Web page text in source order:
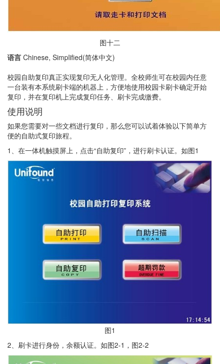
图十二
语言 Chinese, Simplified(简体中文)
校园自助复印真正实现复印无人化管理。全校师生可在校园内任意
一台装有本系统刷卡端的机器上，方便地使用校园卡刷卡确定开始
复印，并在复印机上完成复印任务、刷卡完成缴费。
使用说明
如果您需要对一些文档进行复印，那么您可以试着体验以下简单方
便的自助式复印旅程。
1、在一体机触摸屏上，点击“自助复印”，进行刷卡认证。如图1
图1
2、刷卡进行身份，余额认证。如图2-1，图2-2